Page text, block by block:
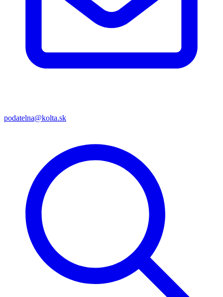
podatelna@kolta.sk